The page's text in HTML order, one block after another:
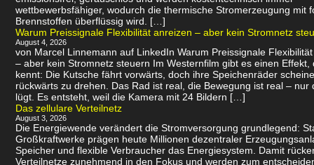
wettbewerbsfähiger, wodurch die thermische Stromerzeugung mit
Brennstoffen überflüssig wird. […]
Warum Preissignale Flexibilität anreizen – aber kein Stromnetz
August 4, 2026
von Marcel Linnemann auf LinkedIn Warum Preissignale
– aber kein Stromnetz steuern Im Westernfilm gibt es einen Effekt,
kennt: Die Kutsche fährt vorwärts, doch ihre Speichenräder
rückwärts zu drehen. Das Rad ist real, die Bewegung ist real – nur
lügt. Es entsteht, weil die Kamera mit 24 Bildern […]
Das zellulare Verteilnetz
August 3, 2026
Die Energiewende verändert die Stromversorgung grundlegend:
Großkraftwerke prägen heute Millionen dezentraler
Speicher und flexible Verbraucher das Energiesystem. Damit
Verteilnetze zunehmend in den Fokus und werden zum